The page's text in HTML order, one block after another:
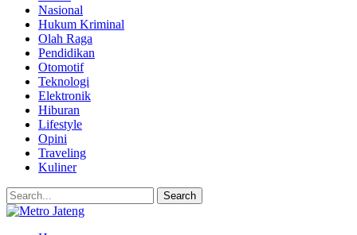
Nasional
Hukum Kriminal
Olah Raga
Pendidikan
Otomotif
Teknologi
Elektronik
Hiburan
Lifestyle
Opini
Traveling
Kuliner